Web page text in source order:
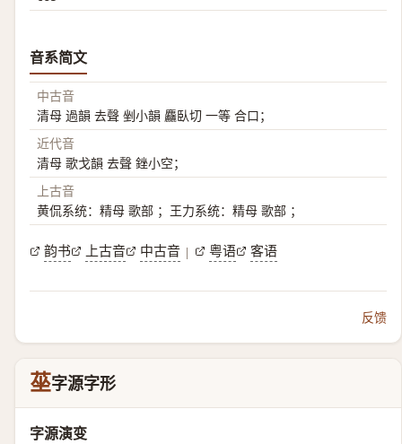
音系简文
中古音
清母 過韻 去聲 剉小韻 麤臥切 一等 合口；
近代音
清母 歌戈韻 去聲 銼小空；
上古音
黄侃系统：精母 歌部 ；王力系统：精母 歌部 ；
韵书 上古音 中古音 | 粤语 客语
反馈
莝字源字形
字源演变